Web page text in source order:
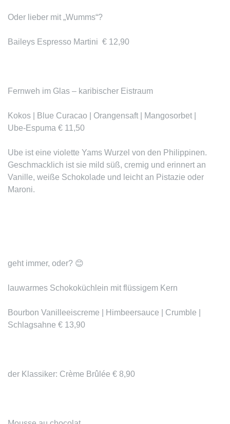
Oder lieber mit „Wumms“?
Baileys Espresso Martini € 12,90
Fernweh im Glas – karibischer Eistraum
Kokos | Blue Curacao | Orangensaft | Mangosorbet |
Ube-Espuma € 11,50
Ube ist eine violette Yams Wurzel von den Philippinen.
Geschmacklich ist sie mild süß, cremig und erinnert an
Vanille, weiße Schokolade und leicht an Pistazie oder
Maroni.
geht immer, oder? 😊
lauwarmes Schokoküchlein mit flüssigem Kern
Bourbon Vanilleeiscreme | Himbeersauce | Crumble |
Schlagsahne € 13,90
der Klassiker: Crème Brûlée € 8,90